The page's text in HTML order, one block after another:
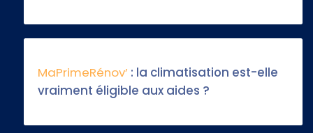
MaPrimeRénov’ : la climatisation est-elle
vraiment éligible aux aides ?